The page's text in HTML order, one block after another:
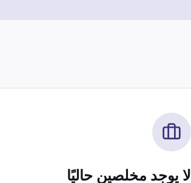
لا يوجد مخلصين حاليًا